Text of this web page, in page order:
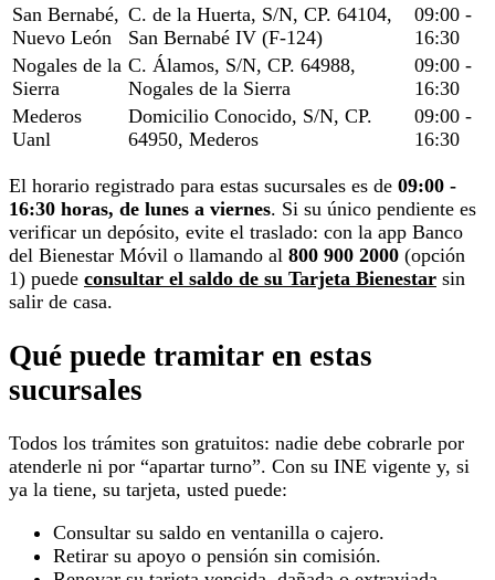
San Bernabé,
Nuevo León
C. de la Huerta, S/N, CP. 64104,
San Bernabé IV (F-124)
09:00 -
16:30
Nogales de la
Sierra
C. Álamos, S/N, CP. 64988,
Nogales de la Sierra
09:00 -
16:30
Mederos
Uanl
Domicilio Conocido, S/N, CP.
64950, Mederos
09:00 -
16:30
El horario registrado para estas sucursales es de 09:00 -
16:30 horas, de lunes a viernes. Si su único pendiente es
verificar un depósito, evite el traslado: con la app Banco
del Bienestar Móvil o llamando al 800 900 2000 (opción
1) puede consultar el saldo de su Tarjeta Bienestar sin
salir de casa.
Qué puede tramitar en estas
sucursales
Todos los trámites son gratuitos: nadie debe cobrarle por
atenderle ni por “apartar turno”. Con su INE vigente y, si
ya la tiene, su tarjeta, usted puede:
Consultar su saldo en ventanilla o cajero.
Retirar su apoyo o pensión sin comisión.